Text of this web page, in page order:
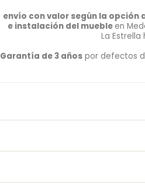
envío con valor según la opción
e instalación del mueble en
La Estrella
Garantía de 3 años por defectos